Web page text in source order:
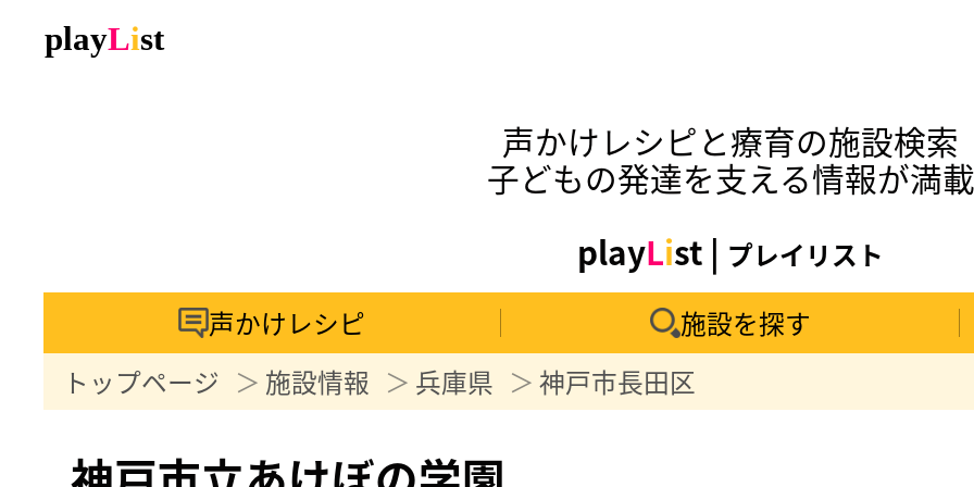
声かけレシピと療育の施設検索
子どもの発達を支える情報が満載
playList | プレイリスト
声かけレシピ
施設を探す
トップページ
施設情報 兵庫県 神戸市長田区